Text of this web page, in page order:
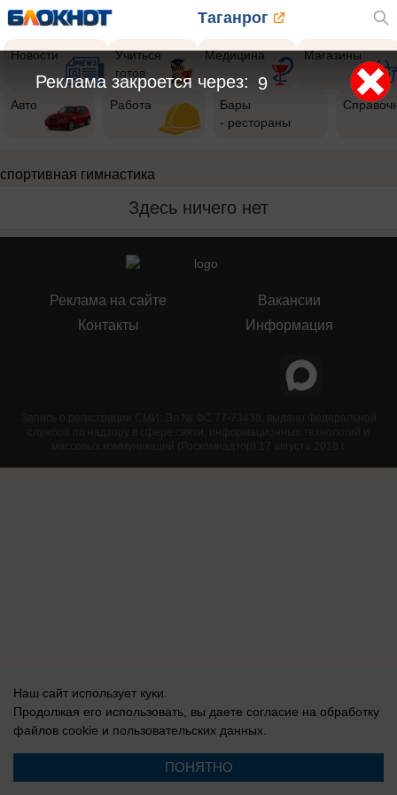
Таганрог
Новости
Учиться
готов
Медицина Магазины
Авто Работа
Бары
- рестораны
спортивная гимнастика
Здесь ничего нет
Реклама на сайте
Контакты
Вакансии
Информация
Запись о регистрации СМИ: Эл № ФС 77-73438, выдано Федеральной
службой по надзору в сфере связи, информационных технологий и
массовых коммуникаций (Роскомнадзор) 17 августа 2018 г.
Наш сайт использует куки.
Продолжая его использовать, вы даете согласие на обработку
файлов cookie и пользовательских данных.
ПОНЯТНО
8
Реклама закроется через: